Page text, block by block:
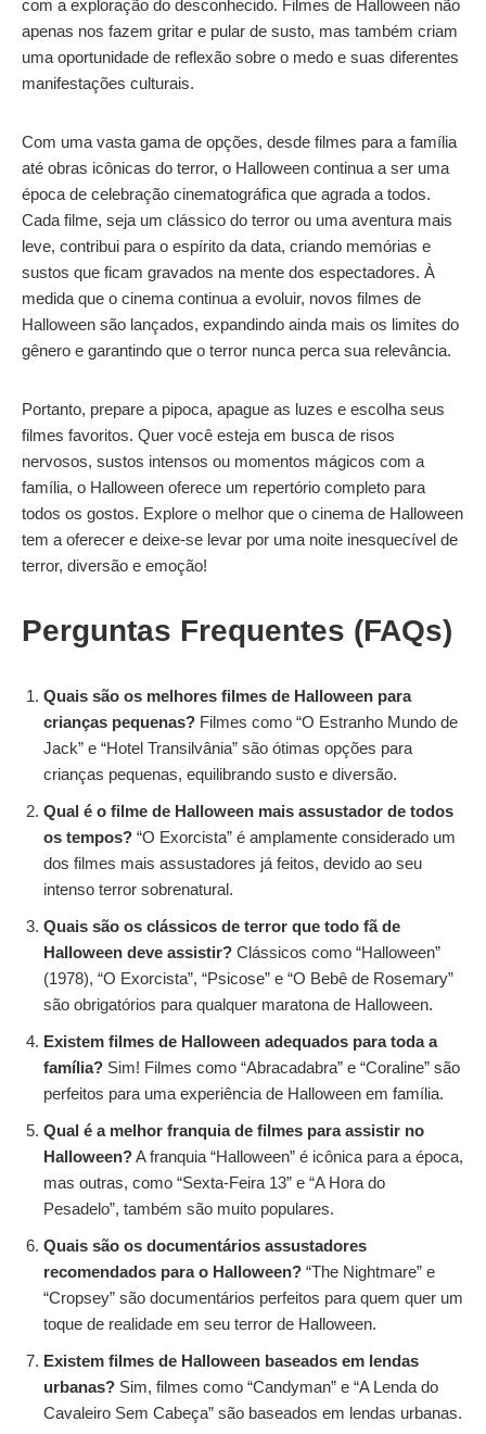
com a exploração do desconhecido. Filmes de Halloween não
apenas nos fazem gritar e pular de susto, mas também criam
uma oportunidade de reflexão sobre o medo e suas diferentes
manifestações culturais.
Com uma vasta gama de opções, desde filmes para a família
até obras icônicas do terror, o Halloween continua a ser uma
época de celebração cinematográfica que agrada a todos.
Cada filme, seja um clássico do terror ou uma aventura mais
leve, contribui para o espírito da data, criando memórias e
sustos que ficam gravados na mente dos espectadores. À
medida que o cinema continua a evoluir, novos filmes de
Halloween são lançados, expandindo ainda mais os limites do
gênero e garantindo que o terror nunca perca sua relevância.
Portanto, prepare a pipoca, apague as luzes e escolha seus
filmes favoritos. Quer você esteja em busca de risos
nervosos, sustos intensos ou momentos mágicos com a
família, o Halloween oferece um repertório completo para
todos os gostos. Explore o melhor que o cinema de Halloween
tem a oferecer e deixe-se levar por uma noite inesquecível de
terror, diversão e emoção!
Perguntas Frequentes (FAQs)
Quais são os melhores filmes de Halloween para
crianças pequenas? Filmes como “O Estranho Mundo de
Jack” e “Hotel Transilvânia” são ótimas opções para
crianças pequenas, equilibrando susto e diversão.
Qual é o filme de Halloween mais assustador de todos
os tempos? “O Exorcista” é amplamente considerado um
dos filmes mais assustadores já feitos, devido ao seu
intenso terror sobrenatural.
Quais são os clássicos de terror que todo fã de
Halloween deve assistir? Clássicos como “Halloween”
(1978), “O Exorcista”, “Psicose” e “O Bebê de Rosemary”
são obrigatórios para qualquer maratona de Halloween.
Existem filmes de Halloween adequados para toda a
família? Sim! Filmes como “Abracadabra” e “Coraline” são
perfeitos para uma experiência de Halloween em família.
Qual é a melhor franquia de filmes para assistir no
Halloween?A franquia “Halloween” é icônica para a época,
mas outras, como “Sexta-Feira 13” e “A Hora do
Pesadelo”, também são muito populares.
Quais são os documentários assustadores
recomendados para o Halloween? “The Nightmare” e
“Cropsey” são documentários perfeitos para quem quer um
toque de realidade em seu terror de Halloween.
Existem filmes de Halloween baseados em lendas
urbanas? Sim, filmes como “Candyman” e “A Lenda do
Cavaleiro Sem Cabeça” são baseados em lendas urbanas.